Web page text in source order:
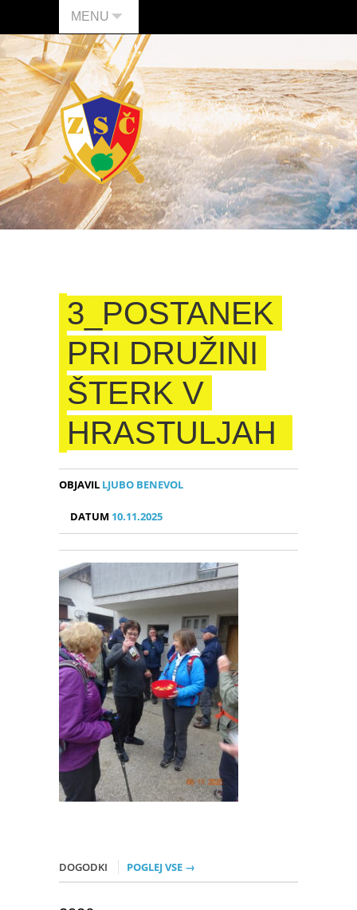
MENU
3_POSTANEK
PRI DRUŽINI
ŠTERK V
HRASTULJAH
OBJAVIL LJUBO BENEVOL
DATUM 10.11.2025
DOGODKI POGLEJ VSE →